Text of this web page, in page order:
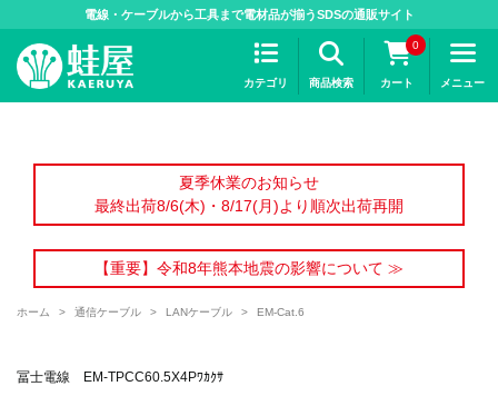
電線・ケーブルから工具まで電材品が揃うSDSの通販サイト
カテゴリ 商品検索
0
カート メニュー
夏季休業のお知らせ
最終出荷8/6(木)・8/17(月)より順次出荷再開
【重要】令和8年熊本地震の影響について ≫
ホーム > 通信ケーブル > LANケーブル > EM-Cat.6
冨士電線 EM-TPCC60.5X4Pﾜｶｸｻ